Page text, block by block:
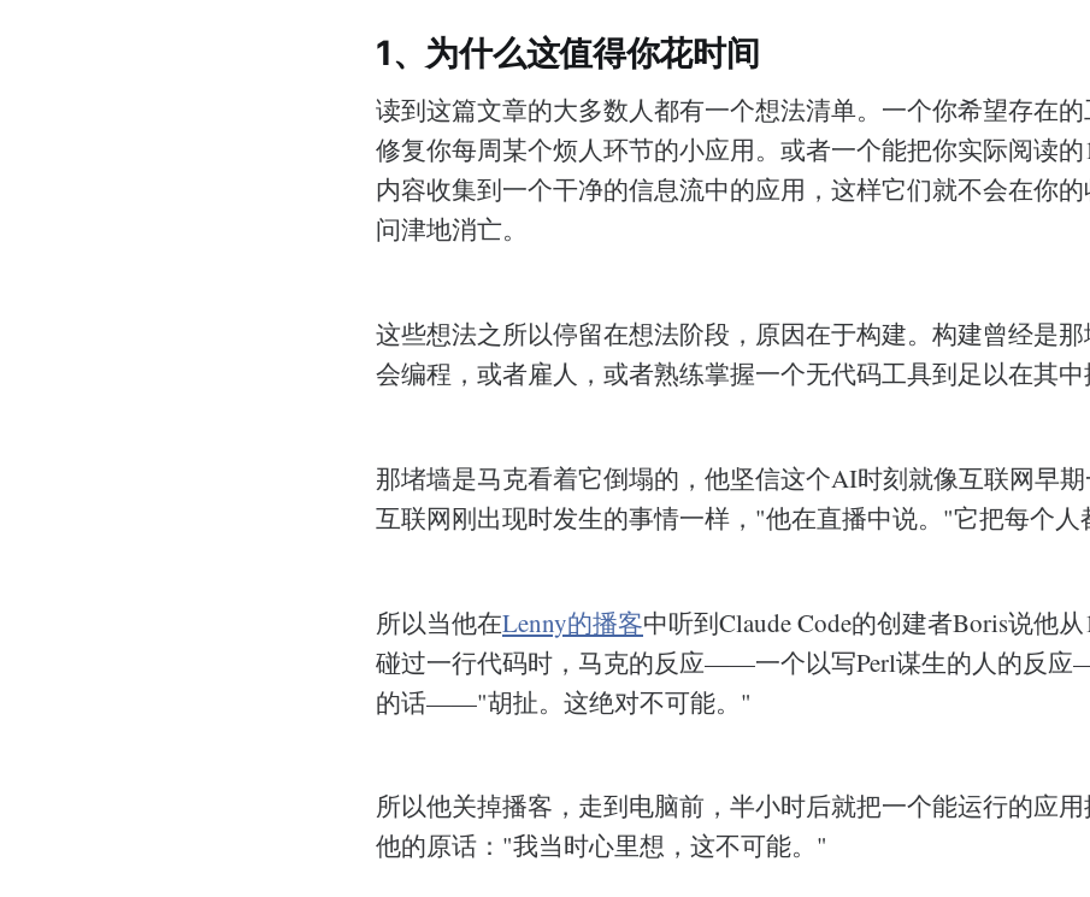
1、为什么这值得你花时间
读到这篇文章的大多数人都有一个想法清单。一个你希望存在
修复你每周某个烦人环节的小应用。或者一个能把你实际阅读的
内容收集到一个干净的信息流中的应用，这样它们就不会在你
问津地消亡。
这些想法之所以停留在想法阶段，原因在于构建。构建曾经是
会编程，或者雇人，或者熟练掌握一个无代码工具到足以在其中
那堵墙是马克看着它倒塌的，他坚信这个AI时刻就像互联网早
互联网刚出现时发生的事情一样，"他在直播中说。"它把每个人
所以当他在Lenny的播客中听到Claude Code的创建者Boris说他
碰过一行代码时，马克的反应——一个以写Perl谋生的人的反
的话——"胡扯。这绝对不可能。"
所以他关掉播客，走到电脑前，半小时后就把一个能运行的应用
他的原话："我当时心里想，这不可能。"